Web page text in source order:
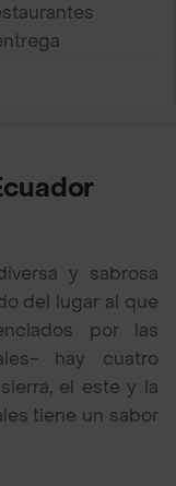
y sabrosa
del lugar al que
por las
hay cuatro
el este y la
tiene un sabor